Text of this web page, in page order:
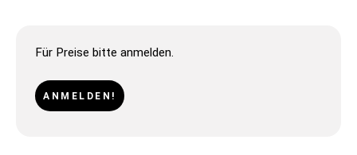
Für Preise bitte anmelden.
ANMELDEN!